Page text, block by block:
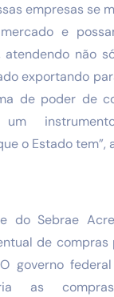
empresas se
e
atendendo não
exportando
de poder de
um
o Estado tem”,
do Sebrae
de compras
governo
as compras